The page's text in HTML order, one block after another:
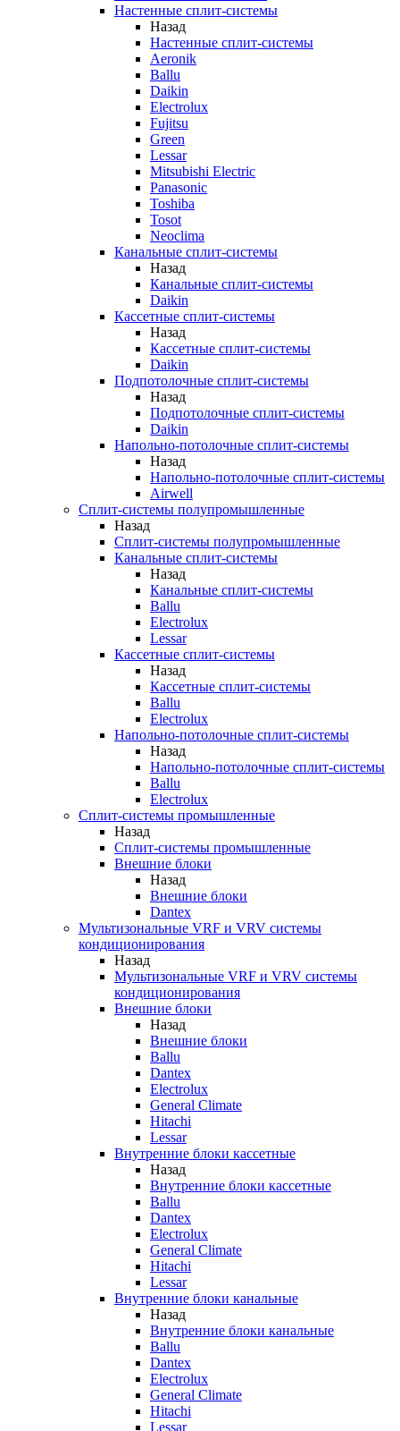
Настенные сплит-системы
Назад
Настенные сплит-системы
Aeronik
Ballu
Daikin
Electrolux
Fujitsu
Green
Lessar
Mitsubishi Electric
Panasonic
Toshiba
Tosot
Neoclima
Канальные сплит-системы
Назад
Канальные сплит-системы
Daikin
Кассетные сплит-системы
Назад
Кассетные сплит-системы
Daikin
Подпотолочные сплит-системы
Назад
Подпотолочные сплит-системы
Daikin
Напольно-потолочные сплит-системы
Назад
Напольно-потолочные сплит-системы
Airwell
Сплит-системы полупромышленные
Назад
Сплит-системы полупромышленные
Канальные сплит-системы
Назад
Канальные сплит-системы
Ballu
Electrolux
Lessar
Кассетные сплит-системы
Назад
Кассетные сплит-системы
Ballu
Electrolux
Напольно-потолочные сплит-системы
Назад
Напольно-потолочные сплит-системы
Ballu
Electrolux
Сплит-системы промышленные
Назад
Сплит-системы промышленные
Внешние блоки
Назад
Внешние блоки
Dantex
Мультизональные VRF и VRV системы
кондиционирования
Назад
Мультизональные VRF и VRV системы
кондиционирования
Внешние блоки
Назад
Внешние блоки
Ballu
Dantex
Electrolux
General Climate
Hitachi
Lessar
Внутренние блоки кассетные
Назад
Внутренние блоки кассетные
Ballu
Dantex
Electrolux
General Climate
Hitachi
Lessar
Внутренние блоки канальные
Назад
Внутренние блоки канальные
Ballu
Dantex
Electrolux
General Climate
Hitachi
Lessar